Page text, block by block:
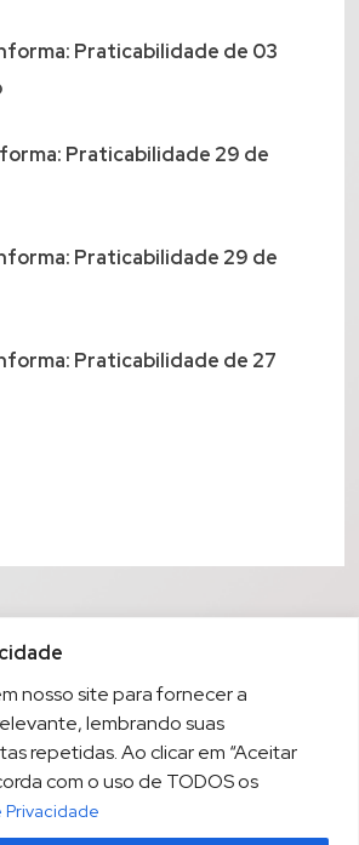
nosso site para fornecer a
lembrando suas
repetidas. Ao clicar em “Aceitar
com o uso de TODOS os
Privacidade
Praticabilidade de 03
Praticabilidade 29 de
Praticabilidade 29 de
Praticabilidade de 27